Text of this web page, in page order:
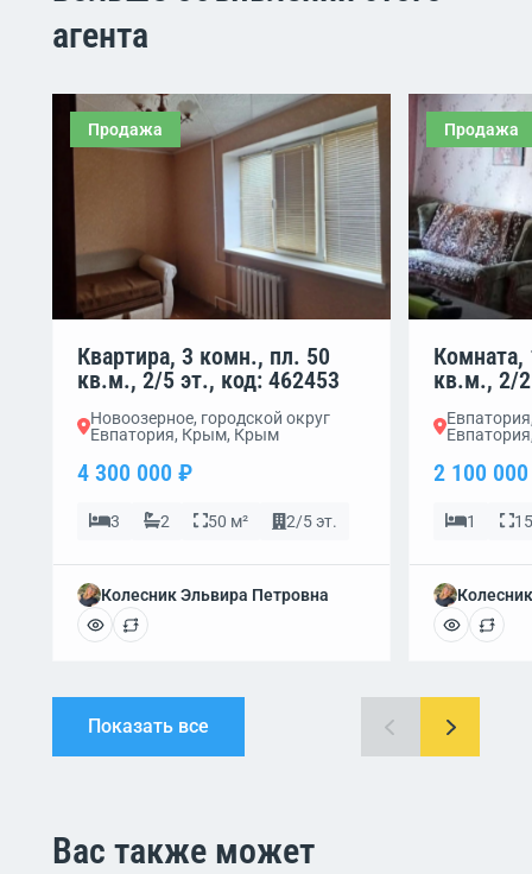
агента
Продажа
Квартира, 3 комн., пл. 50
кв.м., 2/5 эт., код: 462453
Новоозерное, городской округ
Евпатория, Крым, Крым
4 300 000 ₽
3 2 50 м² 2/5 эт.
Колесник Эльвира Петровна
Продажа
кв.м., 2/
2 100
1
Показать все
Вас также может